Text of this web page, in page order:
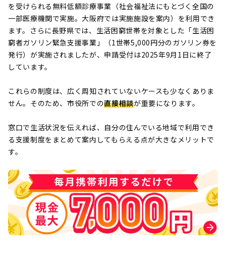
を受けられる無料低額診療事業（社会福祉法にもとづく全国の
一部医療機関で実施。大阪府では実施施設を案内）を利用でき
ます。さらに長野県では、生活困窮世帯を対象とした「生活困
窮者ガソリン緊急支援事業」（1世帯5,000円分のガソリン券を
発行）が実施されましたが、申請受付は2025年9月1日に終了
しています。
これらの制度は、広く周知されていないケースも少なくありま
せん。そのため、市役所での直接相談が重要になります。
窓口で生活状況を伝えれば、自分の住んでいる地域で利用でき
る支援制度をまとめて案内してもらえる点が大きなメリットで
す。